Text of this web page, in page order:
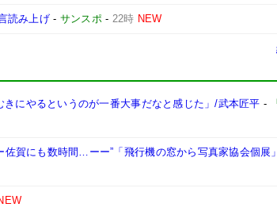
読み上げ- サンスポ- 22時 NEW
にやるというのが一番大事だなと感じた」/武本匠平 -
賀にも数時間…ーー”「飛行機の窓から写真家協会個展